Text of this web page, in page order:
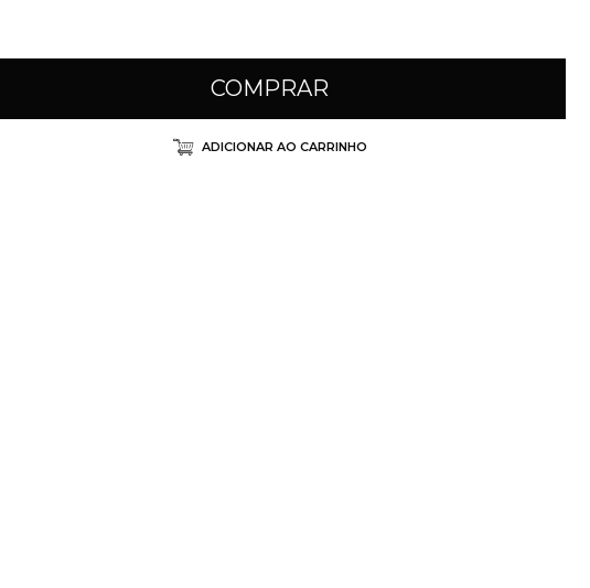
COMPRAR
ADICIONAR AO CARRINHO